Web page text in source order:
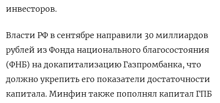
инвесторов.
Власти РФ в сентябре направили 30 миллиардов
рублей из Фонда национального благосостояния
(ФНБ) на докапитализацию Газпромбанка, что
должно укрепить его показатели достаточности
капитала. Минфин также пополнял капитал ГПБ